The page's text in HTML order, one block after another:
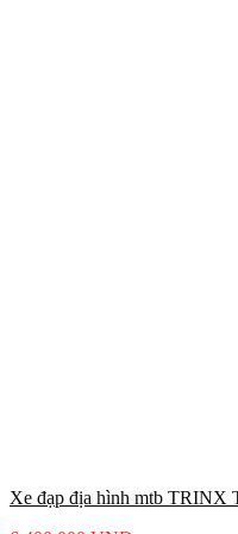
Xe đạp địa hình mtb TRINX